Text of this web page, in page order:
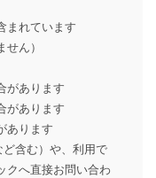
まれています
ん）
があります
があります
あります
ど含む）や、利用で
クへ直接お問い合わ